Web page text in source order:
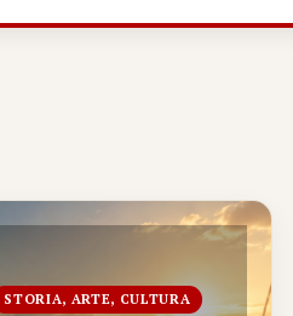
STORIA, ARTE, CULTURA